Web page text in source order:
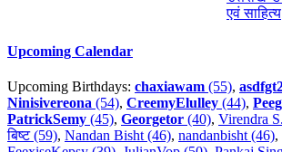
एवं साहित्य
Upcoming Calendar
Upcoming Birthdays: chaxiawam (55),
Ninisivereona (54), CreemyElulley (44),
PatrickSemy (45), Georgetor (40), Virendra
बिष्ट (59), Nandan Bisht (46), nandanbisht (46),